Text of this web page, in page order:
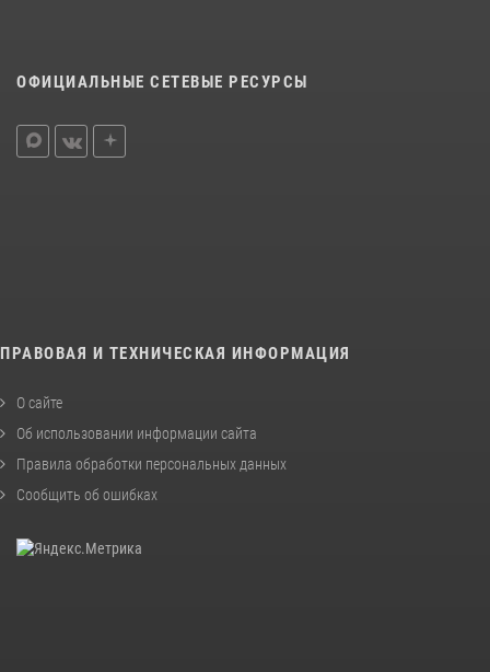
ОФИЦИАЛЬНЫЕ СЕТЕВЫЕ РЕСУРСЫ
ПРАВОВАЯ И ТЕХНИЧЕСКАЯ ИНФОРМАЦИЯ
О сайте
Об использовании информации сайта
Правила обработки персональных данных
Сообщить об ошибках